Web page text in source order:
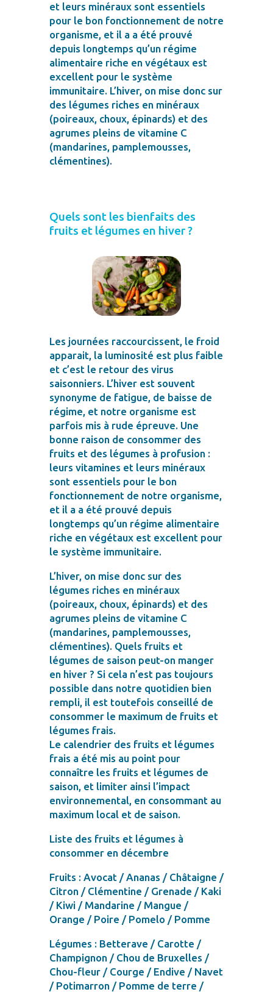
et leurs minéraux sont essentiels
pour le bon fonctionnement de notre
organisme, et il a a été prouvé
depuis longtemps qu’un régime
alimentaire riche en végétaux est
excellent pour le système
immunitaire. L’hiver, on mise donc sur
des légumes riches en minéraux
(poireaux, choux, épinards) et des
agrumes pleins de vitamine C
(mandarines, pamplemousses,
clémentines).
Quels sont les bienfaits des
fruits et légumes en hiver ?
Les journées raccourcissent, le froid
apparait, la luminosité est plus faible
et c’est le retour des virus
saisonniers. L’hiver est souvent
synonyme de fatigue, de baisse de
régime, et notre organisme est
parfois mis à rude épreuve. Une
bonne raison de consommer des
fruits et des légumes à profusion :
leurs vitamines et leurs minéraux
sont essentiels pour le bon
fonctionnement de notre organisme,
et il a a été prouvé depuis
longtemps qu’un régime alimentaire
riche en végétaux est excellent pour
le système immunitaire.
L’hiver, on mise donc sur des
légumes riches en minéraux
(poireaux, choux, épinards) et des
agrumes pleins de vitamine C
(mandarines, pamplemousses,
clémentines). Quels fruits et
légumes de saison peut-on manger
en hiver ? Si cela n’est pas toujours
possible dans notre quotidien bien
rempli, il est toutefois conseillé de
consommer le maximum de fruits et
légumes frais.
Le calendrier des fruits et légumes
frais a été mis au point pour
connaître les fruits et légumes de
saison, et limiter ainsi l’impact
environnemental, en consommant au
maximum local et de saison.
Liste des fruits et légumes à
consommer en décembre
Fruits : Avocat / Ananas / Châtaigne /
Citron / Clémentine / Grenade / Kaki
/ Kiwi / Mandarine / Mangue /
Orange / Poire / Pomelo / Pomme
Légumes : Betterave / Carotte /
Champignon / Chou de Bruxelles /
Chou-fleur / Courge / Endive / Navet
/ Potimarron / Pomme de terre /